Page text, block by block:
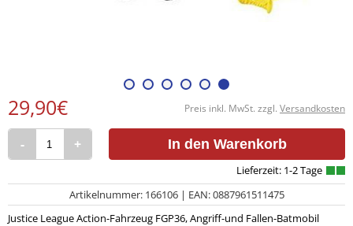
Preis inkl. MwSt. zzgl. Versandkosten
29,90€
- + In den Warenkorb
Artikelnummer: 166106 | EAN: 0887961511475
Justice League Action-Fahrzeug FGP36, Angriff-und Fallen-Batmobil